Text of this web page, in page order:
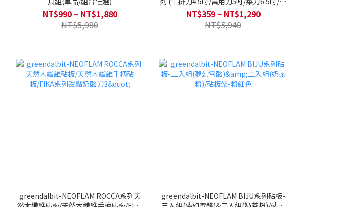
NT$990 ~ NT$1,880
NT$5,980
廚刀8吋/原木質感手作刀座)
NT$359 ~ NT$1,290
NT$5,940
greendalbit-NEOFLAM ROCCA系列天
greendalbit-NEOFLAM BIJU系列砧板-